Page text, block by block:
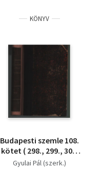
KÖNYV
Budapesti szemle 108.
kötet ( 298., 299., 300.
szám )
Gyulai Pál (szerk.)